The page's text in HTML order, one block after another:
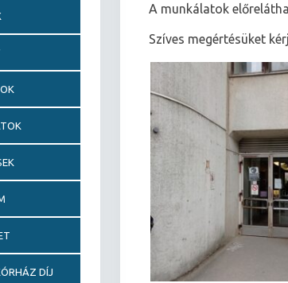
A munkálatok
Szíves megértésüket
DÍJ